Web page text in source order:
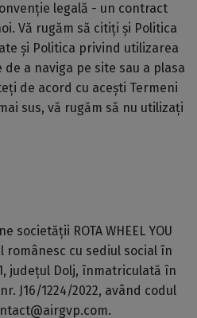
legală - un contract
Vă rugăm să citiți și Politica
și Politica privind utilizarea
a naviga pe site sau a plasa
de acord cu acești Termeni
sus, vă rugăm să nu utilizați
societății ROTA WHEEL YOU
românesc cu sediul social în
județul Dolj, înmatriculată în
J16/1224/2022, având codul